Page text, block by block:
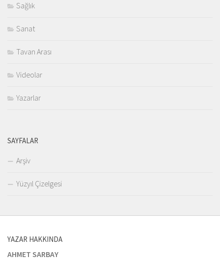
Sağlık
Sanat
Tavan Arası
Videolar
Yazarlar
SAYFALAR
Arşiv
Yüzyıl Çizelgesi
YAZAR HAKKINDA
AHMET SARBAY